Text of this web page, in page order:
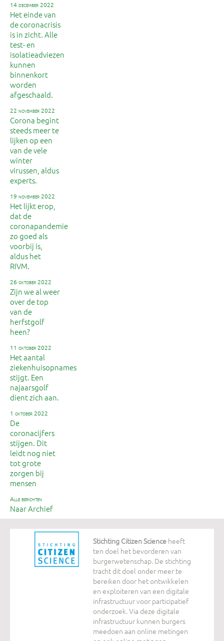
14 december 2022
Het einde van
de coronacrisis
is in zicht. Alle
test- en
isolatieadviezen
kunnen
binnenkort
worden
afgeschaald.
22 november 2022
Corona begint
steeds meer te
lijken op een
van de vele
winter
virussen, aldus
experts.
19 november 2022
Het lijkt erop,
dat de
coronapandemie
zo goed als
voorbij is,
aldus het
RIVM.
26 oktober 2022
Zijn we al weer
over de top
van de
herfstgolf
heen?
11 oktober 2022
Het aantal
ziekenhuisopnames
stijgt. Een
najaarsgolf
dient zich aan.
1 oktober 2022
De
coronacijfers
stijgen. Dit
leidt nog niet
tot grote
zorgen bij
mensen
alle berichten
Naar Archief
Stichting Citizen Scienceheeft
ten doel het bevorderen van
burgerwetenschap. De stichting
tracht dit doel onder meer te
bereiken door het ontwikkelen
en exploiteren van een digitale
infrastructuur voor participatief
onderzoek. Via deze digitale
infrastructuur kunnen burgers
meedoen aan online metingen